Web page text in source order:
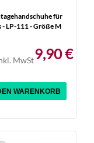
für
- LP-111 - Größe M
MwSt9,90 €
WARENKORB